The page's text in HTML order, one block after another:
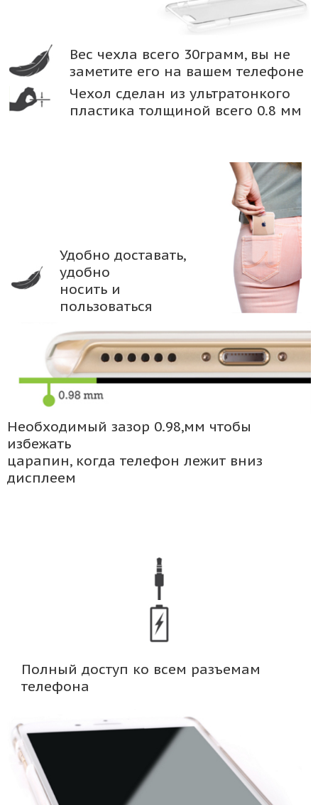
Вес чехла всего 30грамм, вы не
заметите его на вашем телефоне
Чехол сделан из ультратонкого
пластика толщиной всего 0.8 мм
Удобно доставать,
удобно
носить и
пользоваться
Необходимый зазор 0.98,мм чтобы
избежать
царапин, когда телефон лежит вниз
дисплеем
Полный доступ ко всем разъемам
телефона